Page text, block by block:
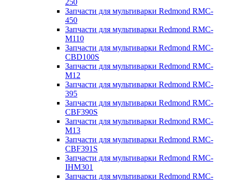
250
Запчасти для мультиварки Redmond RMC-
450
Запчасти для мультиварки Redmond RMC-
M110
Запчасти для мультиварки Redmond RMC-
CBD100S
Запчасти для мультиварки Redmond RMC-
M12
Запчасти для мультиварки Redmond RMC-
395
Запчасти для мультиварки Redmond RMC-
CBF390S
Запчасти для мультиварки Redmond RMC-
M13
Запчасти для мультиварки Redmond RMC-
CBF391S
Запчасти для мультиварки Redmond RMC-
IHM301
Запчасти для мультиварки Redmond RMC-